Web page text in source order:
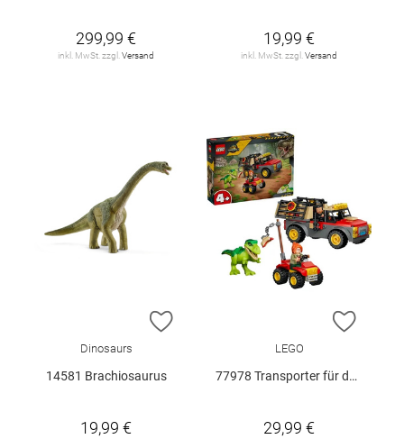
299,99 €
inkl. MwSt. zzgl. Versand
19,99 €
inkl. MwSt. zzgl. Versand
ZUR WUNSCHLISTE HINZUFÜGEN
Dinosaurs
14581 Brachiosaurus
19,99 €
ZUR
LEGO
77978 Transporter für den Jungen T.. V29
29,99 €